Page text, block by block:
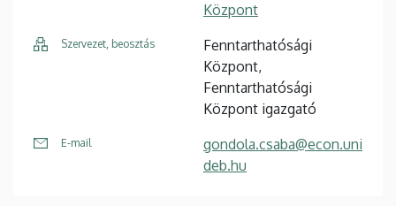
Központ
Szervezet, beosztás
Fenntarthatósági
Központ,
Fenntarthatósági
Központ igazgató
E-mail
gondola.csaba@econ.uni
deb.hu